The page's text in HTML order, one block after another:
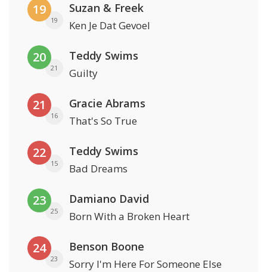
19
19
Suzan & Freek
Ken Je Dat Gevoel
20
21
Teddy Swims
Guilty
21
16
Gracie Abrams
That's So True
22
15
Teddy Swims
Bad Dreams
23
25
Damiano David
Born With a Broken Heart
24
23
Benson Boone
Sorry I'm Here For Someone Else